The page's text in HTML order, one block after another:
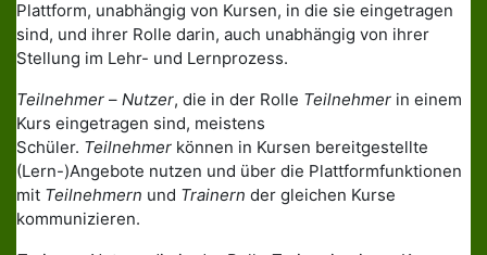
Plattform, unabhängig von Kursen, in die sie eingetragen
sind, und ihrer Rolle darin, auch unabhängig von ihrer
Stellung im Lehr- und Lernprozess.
Teilnehmer – Nutzer, die in der Rolle Teilnehmer in einem
Kurs eingetragen sind, meistens
Schüler. Teilnehmer können in Kursen bereitgestellte
(Lern-)Angebote nutzen und über die Plattformfunktionen
mit Teilnehmern und Trainern der gleichen Kurse
kommunizieren.